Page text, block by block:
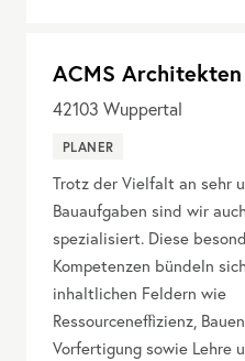
ACMS Architekten
42103 Wuppertal
PLANER
Trotz der Vielfalt an sehr
Bauaufgaben sind wir
spezialisiert. Diese
Kompetenzen bündeln
inhaltlichen Feldern wie
Ressourceneffizienz,
Vorfertigung sowie Lehre